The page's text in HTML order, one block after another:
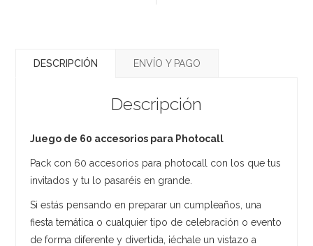
DESCRIPCIÓN ENVÍO Y PAGO
Descripción
Juego de 60 accesorios para Photocall
Pack con 60 accesorios para photocall con los que tus
invitados y tu lo pasaréis en grande.
Si estás pensando en preparar un cumpleaños, una
fiesta temática o cualquier tipo de celebración o evento
de forma diferente y divertida, ¡échale un vistazo a